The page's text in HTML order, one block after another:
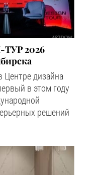
2026
Центре дизайна
в этом году
решений